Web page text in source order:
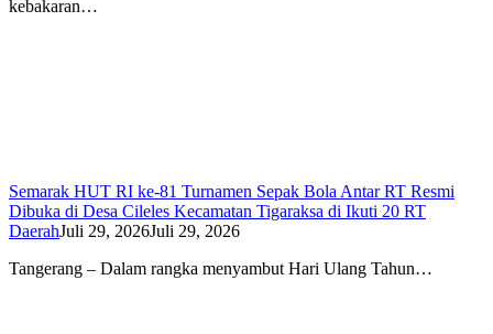
kebakaran…
Semarak HUT RI ke-81 Turnamen Sepak Bola Antar RT Resmi
Dibuka di Desa Cileles Kecamatan Tigaraksa di Ikuti 20 RT
DaerahJuli 29, 2026Juli 29, 2026
Tangerang – Dalam rangka menyambut Hari Ulang Tahun…